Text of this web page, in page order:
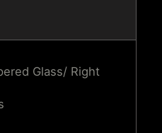
Glass/ Right